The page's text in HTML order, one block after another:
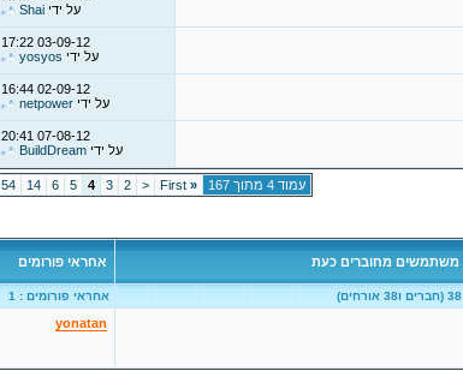
על ידי Shai
03-09-12
17:22
על ידי yosyos
02-09-12
16:44
על ידי netpower
07-08-12
20:41
על ידי BuildDream
עמוד 4 מתוך 167 «
First
<
2
3
4
5
6
14
54
משתמשים מחוברים כעת אחראי פורומים
38 (חברים ו38 אורחים) אחראי פורומים : 1
yonatan